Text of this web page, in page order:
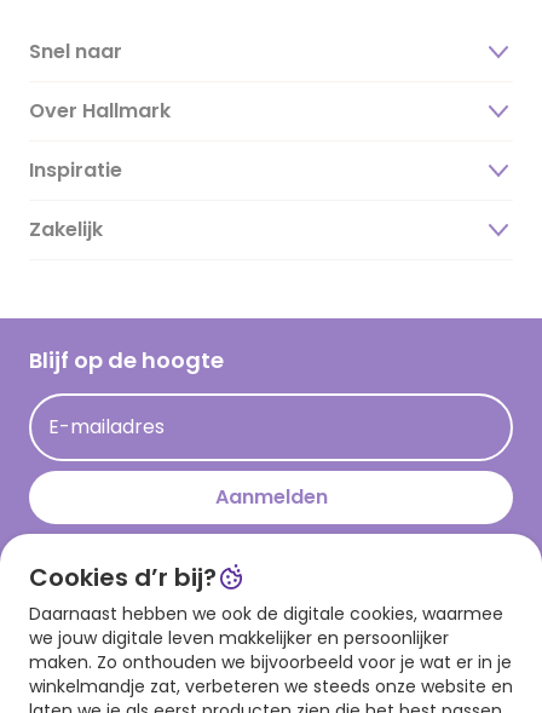
Snel naar
Over Hallmark
Over ons
Duurzaamheid
Hallmark Kaartclub
Acties
Persberichten
Hallmark en Kinderpostzegels
Inspiratie
Magazine
Cadeau inspiratie
Kaartinspiratie
Zakelijk
Blijf op de hoogte
E-mailadres
Aanmelden
Download onze app
Cookies d’r bij?
Daarnaast hebben we ook de digitale cookies, waarmee
we jouw digitale leven makkelijker en persoonlijker
maken. Zo onthouden we bijvoorbeeld voor je wat er in je
winkelmandje zat, verbeteren we steeds onze website en